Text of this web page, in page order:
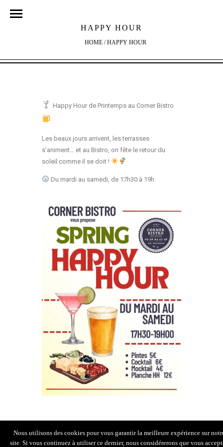
HAPPY HOUR
HOME/HAPPY HOUR
Happy Hour de Printemps au Corner Bistro
Les beaux jours arrivent, les terrasses
s’animent… et au Bistro, on fête le retour du
soleil comme il se doit !
Du mardi au samedi, de 17h30 à 19h
Nous utilisons des cookies pour vous garantir la meilleure expérience sur
site. Si vous continuez à utiliser ce dernier, nous considérerons que vous